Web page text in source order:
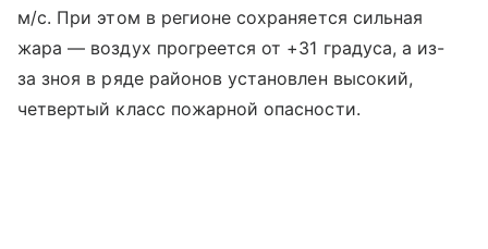
м/с. При этом в регионе сохраняется сильная
жара — воздух прогреется от +31 градуса, а из-
за зноя в ряде районов установлен высокий,
четвертый класс пожарной опасности.